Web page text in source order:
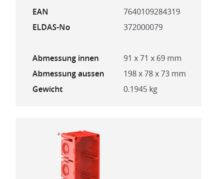
EAN
7640109284319
ELDAS-No
372000079
Abmessung innen
91 x 71 x 69 mm
Abmessung aussen
198 x 78 x 73 mm
Gewicht
0.1945 kg